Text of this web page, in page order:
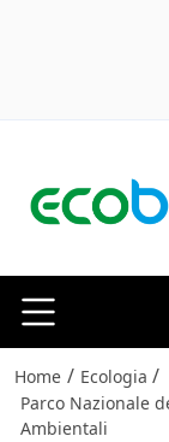
Home / Ecologia /
Parco Nazionale
Ambientali